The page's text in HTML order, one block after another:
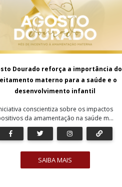
Dourado reforça a importância do
materno para a saúde e o
desenvolvimento infantil
conscientiza sobre os impactos
da amamentação na saúde m...
SAIBA MAIS